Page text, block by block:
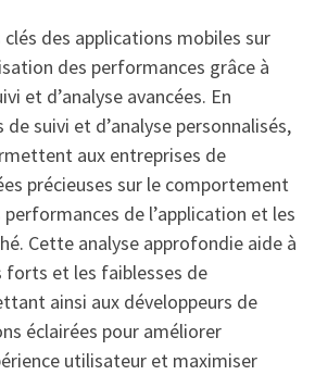
clés des applications mobiles sur
des performances grâce à
et d’analyse avancées. En
suivi et d’analyse personnalisés,
aux entreprises de
précieuses sur le comportement
de l’application et les
Cette analyse approfondie aide à
et les faiblesses de
ainsi aux développeurs de
éclairées pour améliorer
utilisateur et maximiser